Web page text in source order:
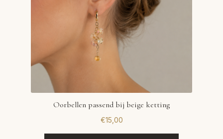
Oorbellen passend bij beige ketting
€15,00